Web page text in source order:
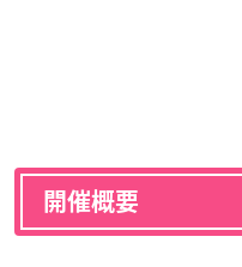
開催概要